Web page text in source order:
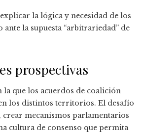
la lógica y necesidad de los
la supuesta “arbitrariedad” de
prospectivas
que los acuerdos de coalición
los distintos territorios. El desafío
mecanismos parlamentarios
cultura de consenso que permita